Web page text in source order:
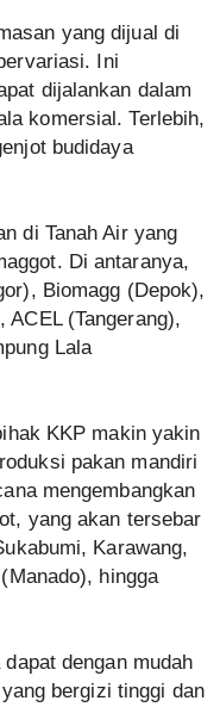
yang dijual di
Ini
dijalankan dalam
komersial. Terlebih,
budidaya
di Tanah Air yang
Di antaranya,
Biomagg (Depok),
ACEL (Tangerang),
Lala
KKP makin yakin
pakan mandiri
mengembangkan
yang akan tersebar
Karawang,
hingga
dengan mudah
bergizi tinggi dan